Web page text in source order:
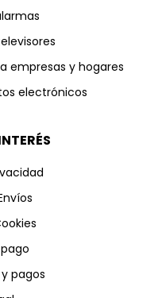
empresas y hogares
electrónicos
pagos